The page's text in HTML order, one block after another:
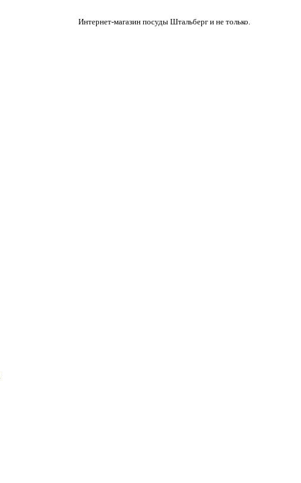
Интернет-магазин посуды Штальберг и не только.